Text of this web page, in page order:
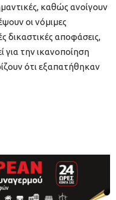
καθώς ανοίγουν
οι νόμιμες
δικαστικές αποφάσεις,
για την ικανοποίηση
ότι εξαπατήθηκαν